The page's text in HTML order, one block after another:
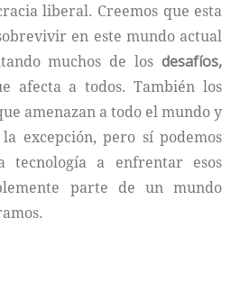
liberal. Creemos que esta
en este mundo actual
muchos de los desafíos,
afecta a todos. También los
amenazan a todo el mundo y
excepción, pero sí podemos
tecnología a enfrentar esos
parte de un mundo